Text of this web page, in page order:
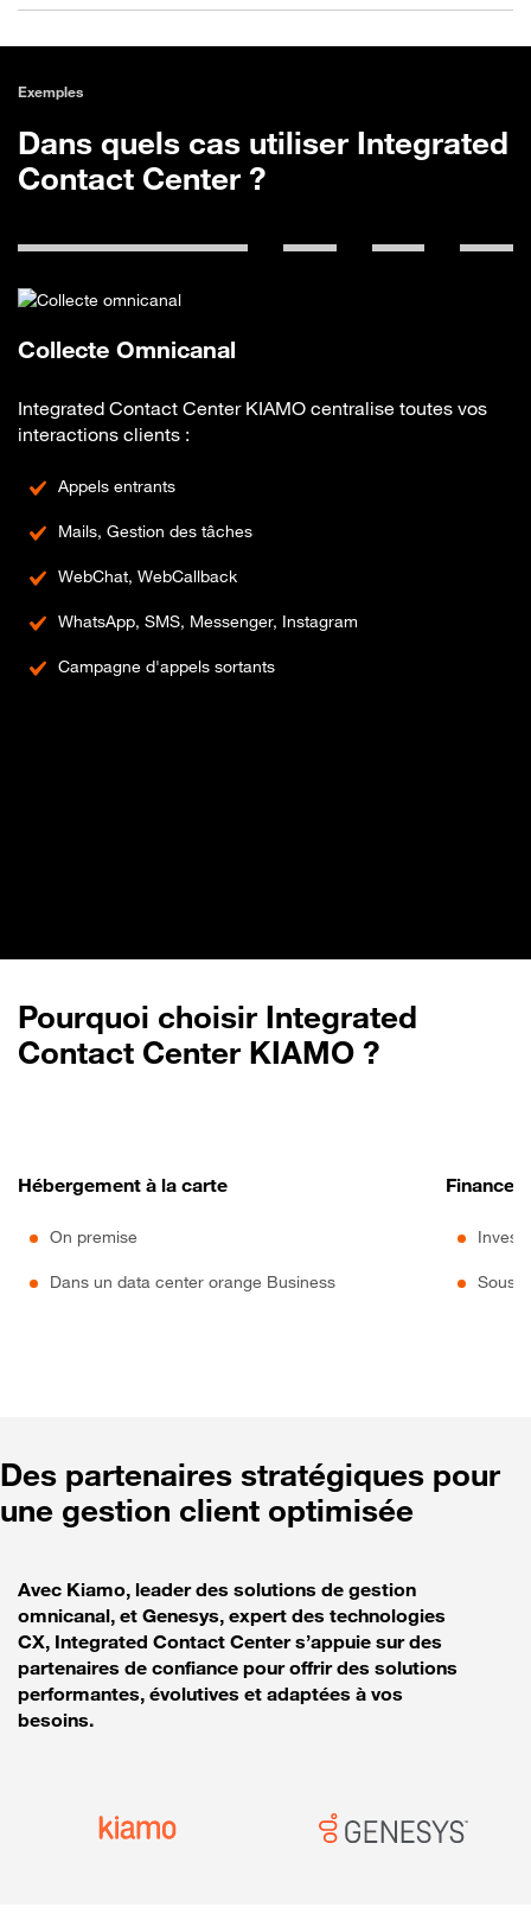
Exemples
Dans quels cas utiliser Integrated
Contact Center ?
Collecte Omnicanal
Integrated Contact Center KIAMO centralise toutes vos
interactions clients :
Appels entrants
Mails, Gestion des tâches
WebChat, WebCallback
WhatsApp, SMS, Messenger, Instagram
Campagne d'appels sortants
Pourquoi choisir Integrated
Contact Center KIAMO ?
Hébergement à la carte
On premise
Dans un data center orange Business
Des partenaires stratégiques pour
une gestion client optimisée
Avec Kiamo, leader des solutions de gestion
omnicanal, et Genesys, expert des technologies
CX, Integrated Contact Center s’appuie sur des
partenaires de confiance pour offrir des solutions
performantes, évolutives et adaptées à vos
besoins.